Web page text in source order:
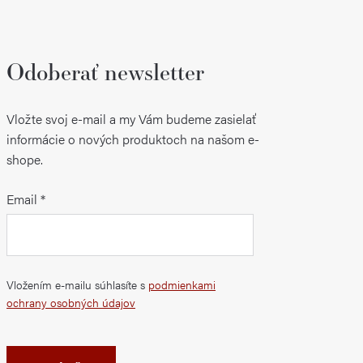
Odoberať newsletter
Vložte svoj e-mail a my Vám budeme zasielať
informácie o nových produktoch na našom e-
shope.
Email
Vložením e-mailu súhlasíte s podmienkami
ochrany osobných údajov